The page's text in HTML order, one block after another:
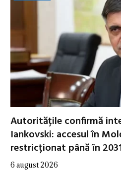
Autoritățile confirmă
Iankovski: accesul în
restricționat până în
6 august 2026